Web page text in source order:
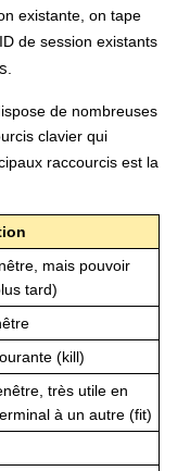
existante, on tape
de session existants
de nombreuses
clavier qui
raccourcis est la
mais pouvoir
tard)
(kill)
très utile en
à un autre (fit)